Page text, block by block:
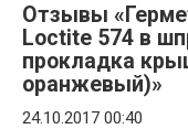
Отзывы
Loctite 574 в
прокладка
оранжевый)»
24.10.2017 00:40